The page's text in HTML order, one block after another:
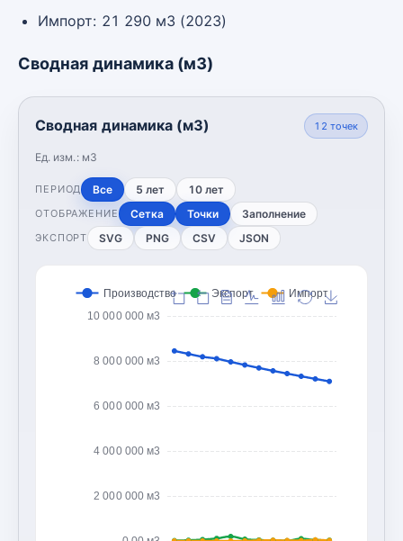
Импорт: 21 290 м3 (2023)
Сводная динамика (м3)
Сводная динамика (м3)
Ед. изм.: м3
12 точек
ПЕРИОД Все 5 лет 10 лет
ОТОБРАЖЕНИЕ Сетка Точки Заполнение
ЭКСПОРТ SVG PNG CSV JSON
2 000 000 м3
4 000 000 м3
6 000 000 м3
8 000 000 м3
10 000 000 м3
Производство Экспорт Импорт